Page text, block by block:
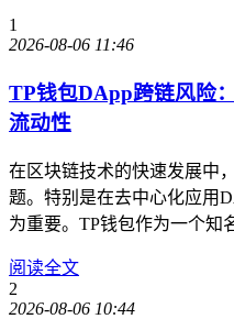
1
2026-08-06 11:46
TP钱包DApp跨链风险
流动性
在区块链技术的快速发展中
题。特别是在去中心化应用
为重要。TP钱包作为一个知
阅读全文
2
2026-08-06 10:44